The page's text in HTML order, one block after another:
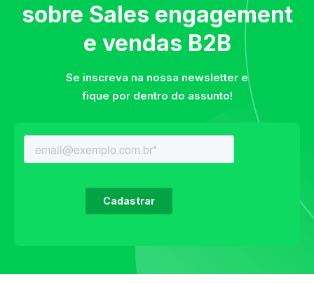
sobre Sales engagement
e vendas B2B
Se inscreva na nossa newsletter e
fique por dentro do assunto!